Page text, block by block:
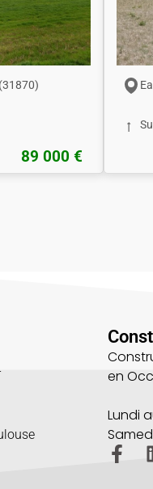
89 000 €
en
Lundi